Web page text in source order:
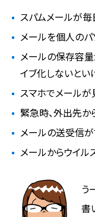
スパムメールが毎
メールを個人の
メールの保存容
イブ化しないとい
スマホでメール
緊急時、外出先
メールの送受信
メールからウイル
う
書